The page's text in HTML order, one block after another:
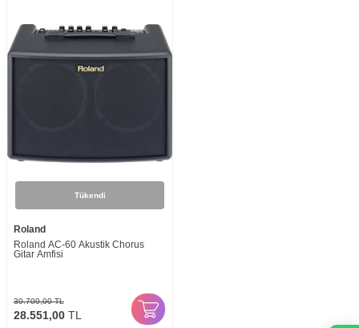
Tükendi
Roland
Roland AC-60 Akustik Chorus
Gitar Amfisi
30.700,00TL
28.551,00 TL